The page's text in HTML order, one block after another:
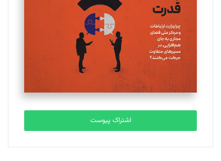
تحریریه
ملینا جعفری
تحریریه
مصطفی مسجدی آرانی
تحریریه
بابک نقاش
تحریریه
اشتراک پیوست